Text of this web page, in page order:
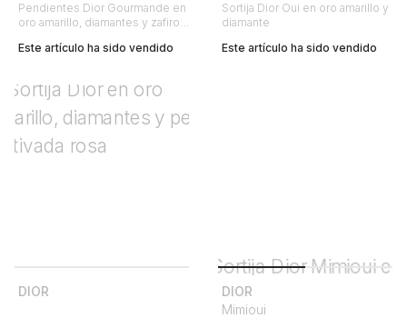
Pendientes Dior Gourmande en
oro amarillo, diamantes y zafiros
Este artículo ha sido vendido
Sortija Dior Oui en oro amarillo y
diamante
Este artículo ha sido vendido
DIOR
DIOR
Mimioui